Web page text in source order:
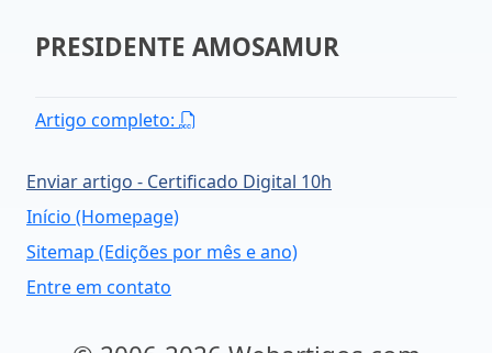
PRESIDENTE AMOSAMUR
Artigo completo:
Enviar artigo - Certificado Digital 10h
Início (Homepage)
Sitemap (Edições por mês e ano)
Entre em contato